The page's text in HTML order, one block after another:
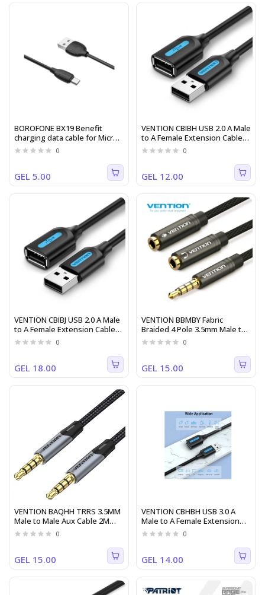
BOROFONE BX19 Benefit
charging data cable for Micro
Black
0
GEL 5.00
VENTION CBIBH USB 2.0 A Male
to A Female Extension Cable
2M black PVC Type
0
GEL 12.00
VENTION CBIBJ USB 2.0 A Male
to A Female Extension Cable
5M black PVC Type
0
GEL 18.00
VENTION BBMBY Fabric
Braided 4 Pole 3.5mm Male to
2*3.5mm Female Stereo
Splitter Cable 0.3M Black Metal
0
GEL 15.00
VENTION BAQHH TRRS 3.5MM
Male to Male Aux Cable 2M
Gray
0
GEL 15.00
VENTION CBHBH USB 3.0 A
Male to A Female Extension
Cable 2M black PVC Type
0
GEL 14.00